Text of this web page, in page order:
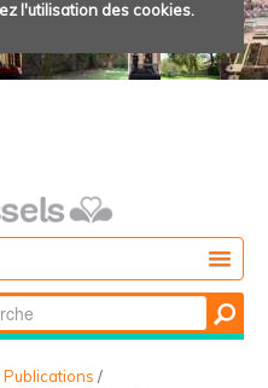
l'utilisation des cookies.
par
Publications /